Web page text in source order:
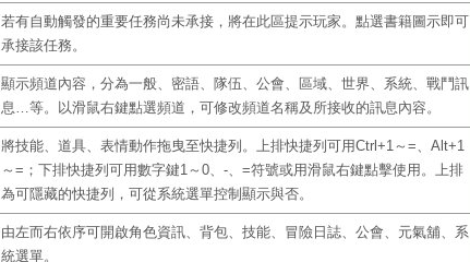
若有自動觸發的重要任務尚未承接，將在此區提示玩家。點選書籍圖示即可
承接該任務。
顯示頻道內容，分為一般、密語、隊伍、公會、區域、世界、系統、戰鬥訊
息…等。以滑鼠右鍵點選頻道，可修改頻道名稱及所接收的訊息內容。
將技能、道具、表情動作拖曳至快捷列。上排快捷列可用Ctrl+1～=、Alt+1
～=；下排快捷列可用數字鍵1～0、-、=符號或用滑鼠右鍵點擊使用。上排
為可隱藏的快捷列，可從系統選單控制顯示與否。
由左而右依序可開啟角色資訊、背包、技能、冒險日誌、公會、元氣舖、系
統選單。